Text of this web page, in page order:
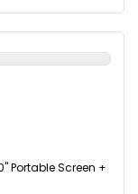
Portable Screen +